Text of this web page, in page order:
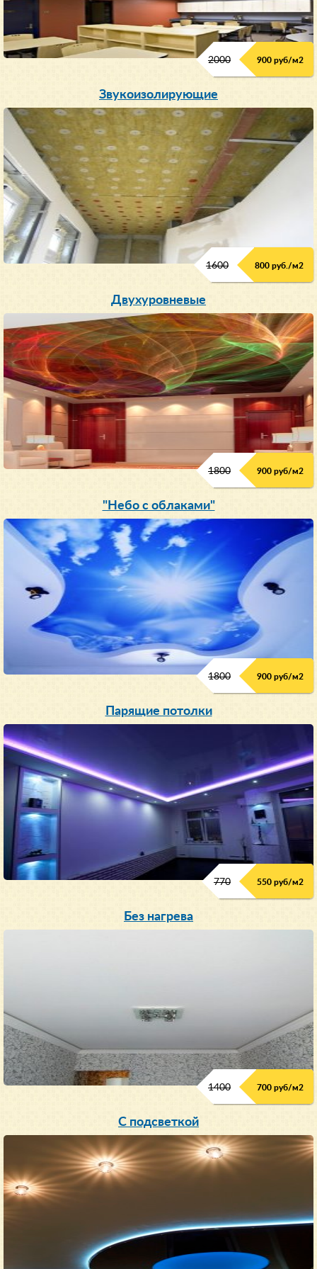
2000 900 руб/м2
Звукоизолирующие
1600 800 руб./м2
Двухуровневые
1800 900 руб/м2
"Небо с облаками"
1800 900 руб/м2
Парящие потолки
770 550 руб/м2
Без нагрева
1400 700 руб/м2
С подсветкой